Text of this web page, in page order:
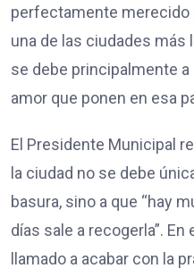
perfectamente merecido
una de las ciudades más
se debe principalmente
amor que ponen en esa
El Presidente Municipal
la ciudad no se debe
basura, sino a que “hay
días sale a recogerla”.
llamado a acabar con la